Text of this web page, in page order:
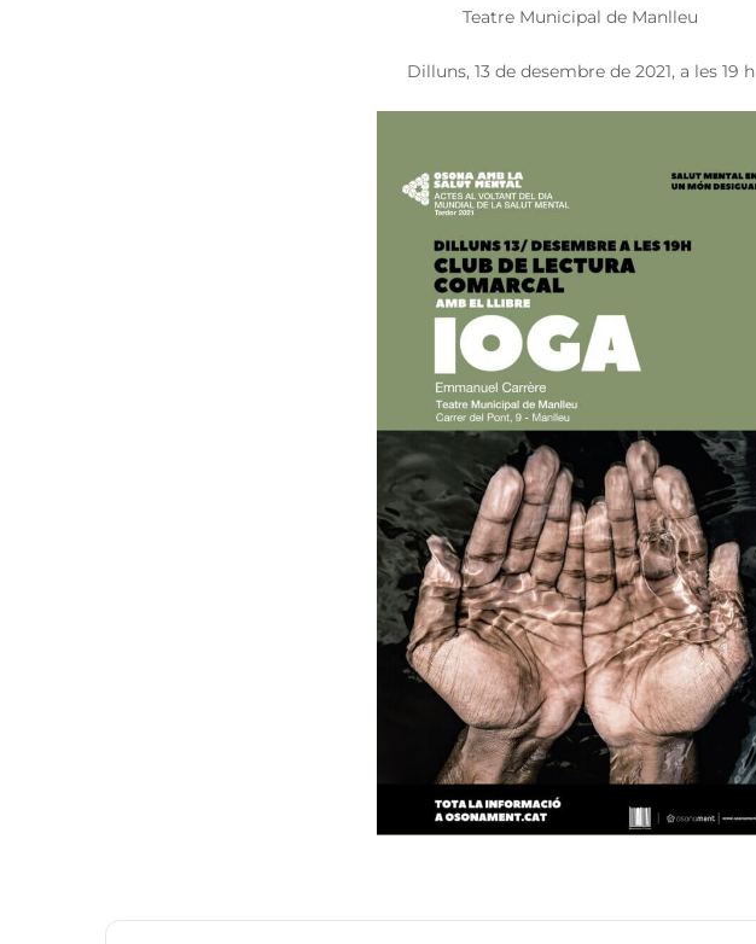
Teatre Municipal de Manlleu
Dilluns, 13 de desembre de 2021, a les 19 h